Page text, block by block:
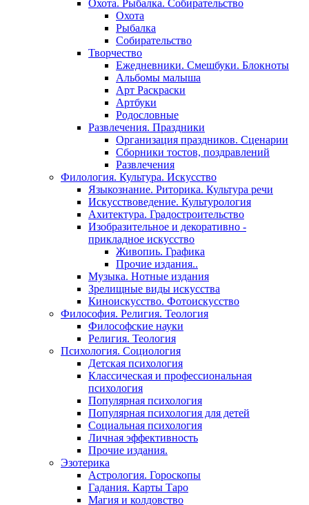
Охота. Рыбалка. Собирательство
Охота
Рыбалка
Собирательство
Творчество
Ежедневники. Смешбуки. Блокноты
Альбомы малыша
Арт Раскраски
Артбуки
Родословные
Развлечения. Праздники
Организация праздников. Сценарии
Сборники тостов, поздравлений
Развлечения
Филология. Культура. Искусство
Языкознание. Риторика. Культура речи
Искусствоведение. Культурология
Ахитектура. Градостроительство
Изобразительное и декоративно -
прикладное искусство
Живопиь. Графика
Прочие издания..
Музыка. Нотные издания
Зрелищные виды искусства
Киноискусство. Фотоискусство
Философия. Религия. Теология
Философские науки
Религия. Теология
Психология. Социология
Детская психология
Классическая и профессиональная
психология
Популярная психология
Популярная психология для детей
Социальная психология
Личная эффективность
Прочие издания.
Эзотерика
Астрология. Гороскопы
Гадания. Карты Таро
Магия и колдовство